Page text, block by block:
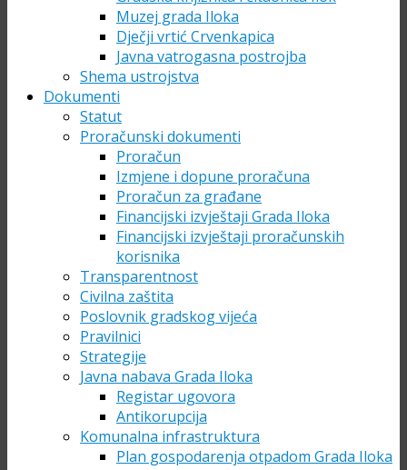
Muzej grada Iloka
Dječji vrtić Crvenkapica
Javna vatrogasna postrojba
Shema ustrojstva
Dokumenti
Statut
Proračunski dokumenti
Proračun
Izmjene i dopune proračuna
Proračun za građane
Financijski izvještaji Grada Iloka
Financijski izvještaji proračunskih
korisnika
Transparentnost
Civilna zaštita
Poslovnik gradskog vijeća
Pravilnici
Strategije
Javna nabava Grada Iloka
Registar ugovora
Antikorupcija
Komunalna infrastruktura
Plan gospodarenja otpadom Grada Iloka